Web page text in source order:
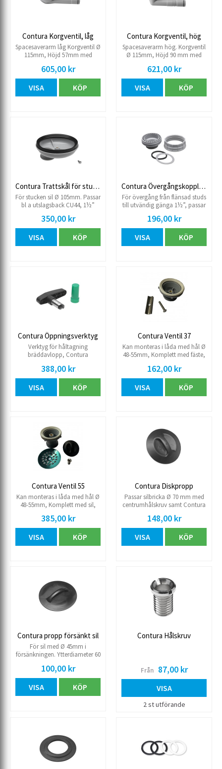
Contura Korgventil, låg
Spacesaverarm låg Korgventil Ø
115mm, Höjd 57mm med
diskbänkar med hål Ø 85-
91mm.
605,00 kr
VISA KÖP
Contura Korgventil, hög
Spacesaverarm hög. Korgventil
Ø 115mm, Höjd 90 mm med
diskbänkar med hål Ø 85-
91mm.
621,00 kr
VISA KÖP
Contura Trattskål för stucken sil
För stucken sil Ø 105mm. Passar
bl a utslagsback CU44, 1½”
350,00 kr
VISA KÖP
Contura Övergångskoppling
För övergång från flänsad studs
till utvändig gänga 1½”, passar
196,00 kr
VISA KÖP
Contura Öppningsverktyg
Verktyg för håltagning
bräddavlopp, Contura
öppningsverktyg 20 mm
388,00 kr
VISA KÖP
Contura Ventil 37
Kan monteras i låda med hål Ø
48-55mm, Komplett med fäste,
37mm. Passar Contura Rotlås.
Dimension G40.
162,00 kr
VISA KÖP
Contura Ventil 55
Kan monteras i låda med hål Ø
48-55mm, Komplett med sil,
55mm. Passar Contura Rotlås.
Dimension G40.
385,00 kr
VISA KÖP
Contura Diskpropp
Passar silbricka Ø 70 mm med
centrumhålskruv samt Contura
Ytterdiameter 57 mm. Med
”pigg” på undersidan.
148,00 kr
VISA KÖP
Contura propp försänkt sil
För sil med Ø 45mm i
försänkningen. Ytterdiameter 60
100,00 kr
VISA KÖP
Contura Hålskruv
Från 87,00 kr
VISA
2 st utförande